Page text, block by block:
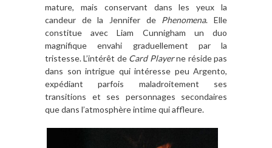
mature, mais conservant dans les yeux la
candeur de la Jennifer de Phenomena. Elle
constitue avec Liam Cunnigham un duo
magnifique envahi graduellement par la
tristesse. L’intérêt de Card Playerne réside pas
dans son intrigue qui intéresse peu Argento,
expédiant parfois maladroitement ses
transitions et ses personnages secondaires
que dans l’atmosphère intime qui affleure.